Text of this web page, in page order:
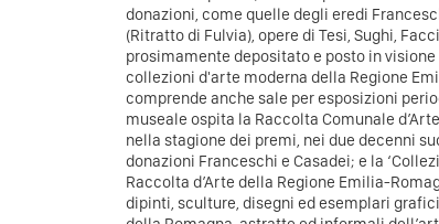
donazioni, come quelle degli eredi
(Ritratto di Fulvia), opere di Tesi, Sughi,
prosimamente depositato e posto in
collezioni d'arte moderna della Regione
comprende anche sale per esposizioni
museale ospita la Raccolta Comunale
nella stagione dei premi, nei due decenni
donazioni Franceschi e Casadei; e la
Raccolta d’Arte della Regione Emilia-
dipinti, sculture, disegni ed esemplari